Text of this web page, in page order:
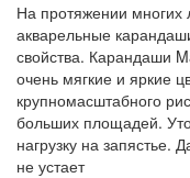
На протяжении многих
акварельные
свойства. Карандаши
очень мягкие и яркие
крупномасштабного
больших площадей.
нагрузку на запястье.
не устает